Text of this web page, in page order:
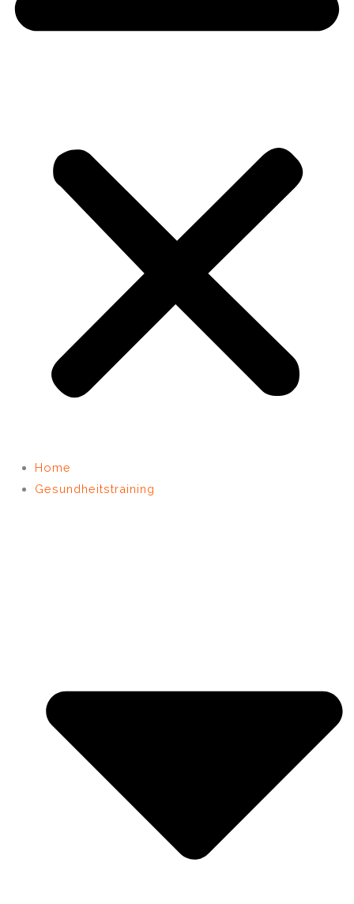
Home
Gesundheitstraining